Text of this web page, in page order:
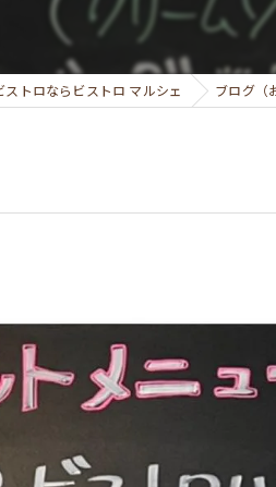
ストロならビストロ マルシェ ブログ（